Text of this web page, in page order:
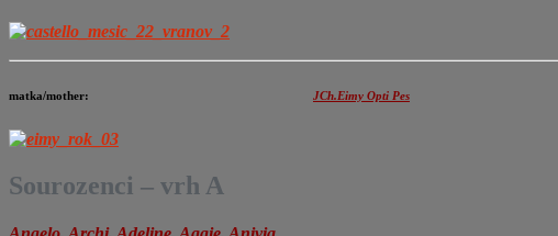
matka/mother: JCh.Eimy Opti Pes
Sourozenci – vrh A